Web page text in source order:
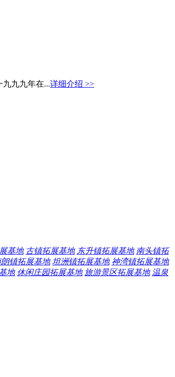
九九年在...详细介绍 >>
基地 古镇拓展基地 东升镇拓展基地 南头镇拓
朗镇拓展基地 坦洲镇拓展基地 神湾镇拓展基地
地 休闲庄园拓展基地 旅游景区拓展基地 温泉